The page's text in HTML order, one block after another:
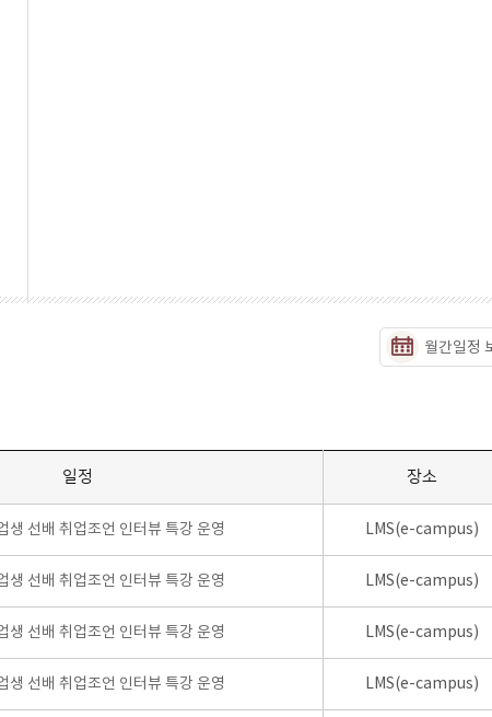
월간일정
일정 장소
생 선배 취업조언 인터뷰 특강 운영 LMS(e-campus)
생 선배 취업조언 인터뷰 특강 운영 LMS(e-campus)
생 선배 취업조언 인터뷰 특강 운영 LMS(e-campus)
생 선배 취업조언 인터뷰 특강 운영 LMS(e-campus)